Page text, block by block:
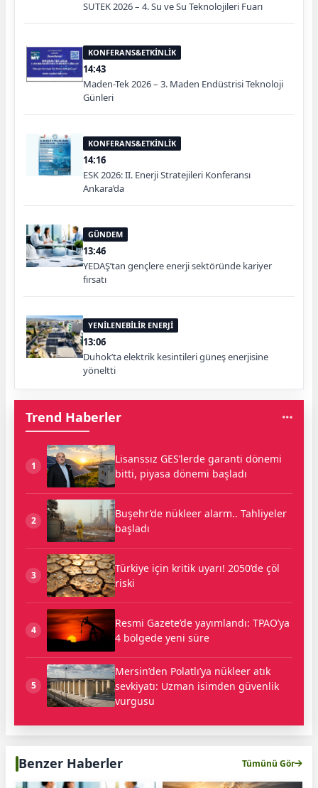
SUTEK 2026 – 4. Su ve Su Teknolojileri Fuarı
KONFERANS&ETKİNLİK
14:43
Maden-Tek 2026 – 3. Maden Endüstrisi Teknoloji
Günleri
KONFERANS&ETKİNLİK
14:16
ESK 2026: II. Enerji Stratejileri Konferansı
Ankara’da
GÜNDEM
13:46
YEDAŞ’tan gençlere enerji sektöründe kariyer
fırsatı
YENİLENEBİLİR ENERJİ
13:06
Duhok’ta elektrik kesintileri güneş enerjisine
yöneltti
Trend Haberler
1
Lisanssız GES’lerde garanti dönemi
bitti, piyasa dönemi başladı
2
Buşehr’de nükleer alarm.. Tahliyeler
başladı
3
Türkiye için kritik uyarı! 2050’de çöl
riski
4
Resmi Gazete’de yayımlandı: TPAO’ya
4 bölgede yeni süre
5
Mersin’den Polatlı’ya nükleer atık
sevkiyatı: Uzman isimden güvenlik
vurgusu
Benzer Haberler Tümünü Gör